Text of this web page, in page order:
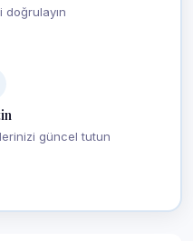
doğrulayın
güncel tutun